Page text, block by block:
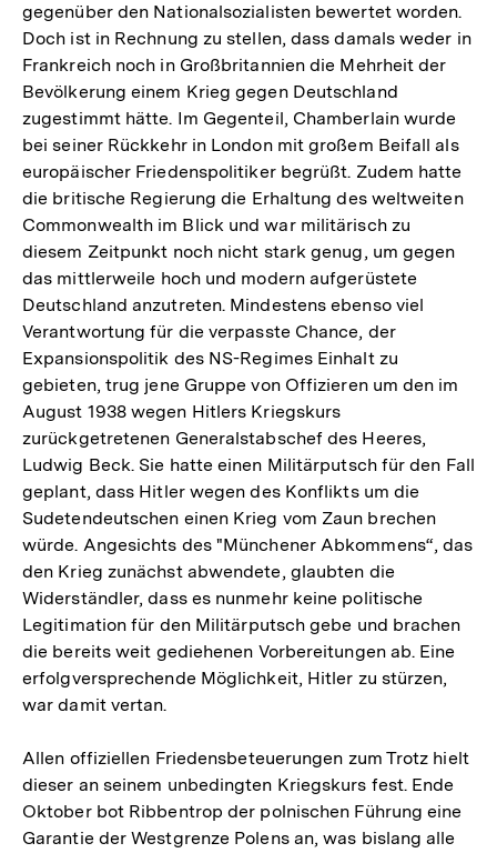
gegenüber den Nationalsozialisten bewertet worden.
Doch ist in Rechnung zu stellen, dass damals weder in
Frankreich noch in Großbritannien die Mehrheit der
Bevölkerung einem Krieg gegen Deutschland
zugestimmt hätte. Im Gegenteil, Chamberlain wurde
bei seiner Rückkehr in London mit großem Beifall als
europäischer Friedenspolitiker begrüßt. Zudem hatte
die britische Regierung die Erhaltung des weltweiten
Commonwealth im Blick und war militärisch zu
diesem Zeitpunkt noch nicht stark genug, um gegen
das mittlerweile hoch und modern aufgerüstete
Deutschland anzutreten. Mindestens ebenso viel
Verantwortung für die verpasste Chance, der
Expansionspolitik des NS-Regimes Einhalt zu
gebieten, trug jene Gruppe von Offizieren um den im
August 1938 wegen Hitlers Kriegskurs
zurückgetretenen Generalstabschef des Heeres,
Ludwig Beck. Sie hatte einen Militärputsch für den Fall
geplant, dass Hitler wegen des Konflikts um die
Sudetendeutschen einen Krieg vom Zaun brechen
würde. Angesichts des "Münchener Abkommens“, das
den Krieg zunächst abwendete, glaubten die
Widerständler, dass es nunmehr keine politische
Legitimation für den Militärputsch gebe und brachen
die bereits weit gediehenen Vorbereitungen ab. Eine
erfolgversprechende Möglichkeit, Hitler zu stürzen,
war damit vertan.
Allen offiziellen Friedensbeteuerungen zum Trotz hielt
dieser an seinem unbedingten Kriegskurs fest. Ende
Oktober bot Ribbentrop der polnischen Führung eine
Garantie der Westgrenze Polens an, was bislang alle